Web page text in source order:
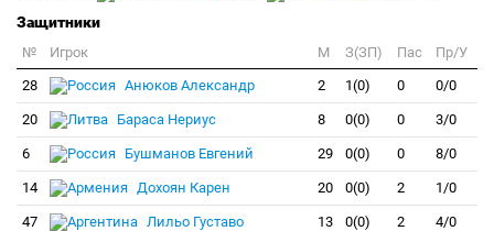
Защитники
№ Игрок M З(ЗП) Пас
Пр/У
28
Анюков Александр 2 1(0) 0 0/0
20 Бараса Нериус 8 0(0) 0 3/0
6 Бушманов Евгений 29 0(0) 0 8/0
14 Дохоян Карен 20 0(0) 2 1/0
47 Лильо Густаво 13 0(0) 2 4/0